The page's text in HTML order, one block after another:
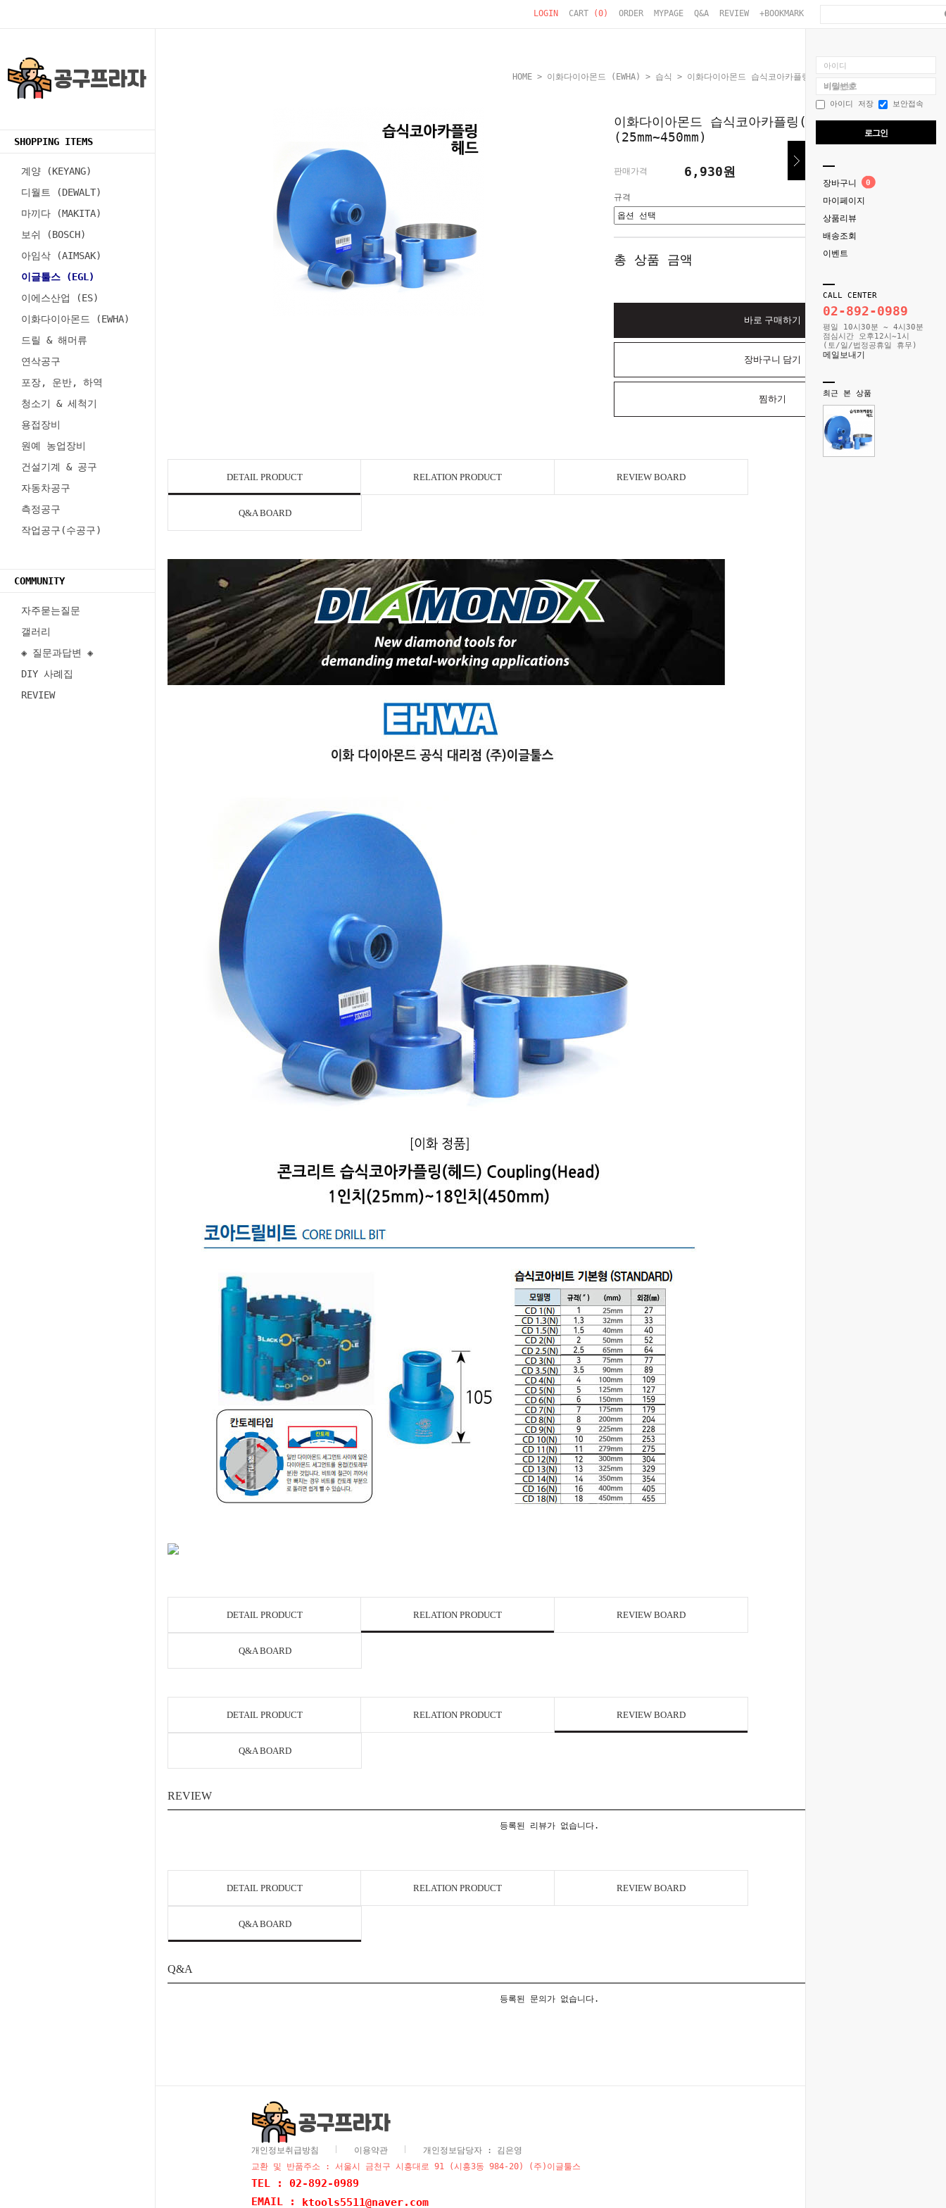
LOGIN CART (0) ORDER MYPAGE Q&A REVIEW +BOOKMARK
SHOPPING ITEMS
계양 (KEYANG)
디월트 (DEWALT)
마끼다 (MAKITA)
보쉬 (BOSCH)
아임삭 (AIMSAK)
이글툴스 (EGL)
이에스산업 (ES)
이화다이아몬드 (EWHA)
드릴 & 해머류
연삭공구
포장, 운반, 하역
청소기 & 세척기
용접장비
원예 농업장비
건설기계 & 공구
자동차공구
측정공구
작업공구(수공구)
COMMUNITY
자주묻는질문
갤러리
◈ 질문과답변 ◈
DIY 사례집
REVIEW
아이디
비밀번호
아이디 저장
보안접속
로그인
장바구니 0
마이페이지
상품리뷰
배송조회
이벤트
CALL CENTER
02-892-0989
평일 10시30분 ~ 4시30분
점심시간 오후12시~1시
(토/일/법정공휴일 휴무)
메일보내기
최근 본 상품
HOME > 이화다이아몬드 (EWHA) > 습식 > 이화다이아몬드 습식코아카플링(헤드) 1"~18"(25mm~450mm)
이화다이아몬드 습식코아카플링(헤드) 1"~18"
(25mm~450mm)
판매가격 6,930원
규격
총 상품 금액
바로 구매하기
장바구니 담기
찜하기
DETAIL PRODUCT RELATION PRODUCT REVIEW BOARD
Q&A BOARD
DETAIL PRODUCT RELATION PRODUCT REVIEW BOARD
Q&A BOARD
DETAIL PRODUCT RELATION PRODUCT REVIEW BOARD
Q&A BOARD
REVIEW
등록된 리뷰가 없습니다.
DETAIL PRODUCT RELATION PRODUCT REVIEW BOARD
Q&A BOARD
Q&A
등록된 문의가 없습니다.
개인정보취급방침 이용약관
개인정보담당자 : 김은영
교환 및 반품주소 : 서울시 금천구 시흥대로 91 (시흥3동 984-20) (주)이글툴스
TEL : 02-892-0989
EMAIL : ktools5511@naver.com